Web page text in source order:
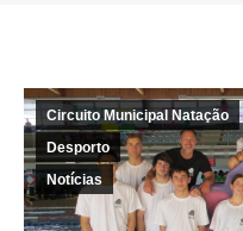
Circuito Municipal Natação
Desporto
Notícias